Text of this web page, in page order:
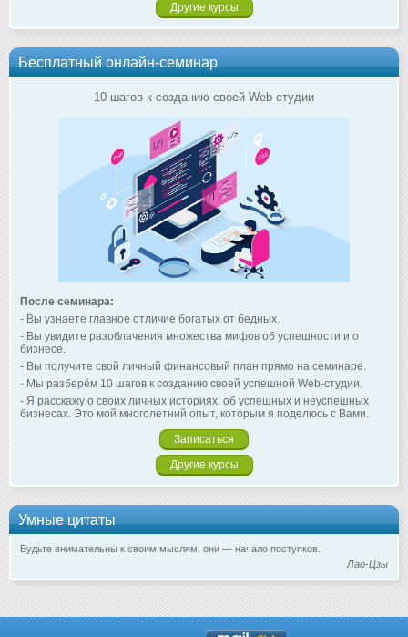
Другие курсы
Бесплатный онлайн-семинар
10 шагов к созданию своей Web-студии
После семинара:
- Вы узнаете главное отличие богатых от бедных.
- Вы увидите разоблачения множества мифов об успешности и о
бизнесе.
- Вы получите свой личный финансовый план прямо на семинаре.
- Мы разберём 10 шагов к созданию своей успешной Web-студии.
- Я расскажу о своих личных историях: об успешных и неуспешных
бизнесах. Это мой многолетний опыт, которым я поделюсь с Вами.
Записаться
Другие курсы
Умные цитаты
Будьте внимательны к своим мыслям, они — начало поступков.
Лао-Цзы